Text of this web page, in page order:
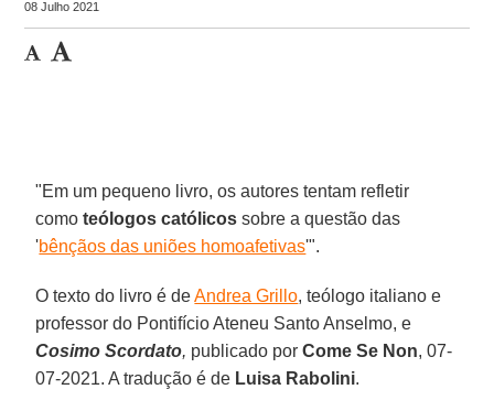
08 Julho 2021
"Em um pequeno livro, os autores tentam refletir
comoteólogos católicos sobre a questão das
'bênçãos das uniões homoafetivas'".
O texto do livro é deAndrea Grillo, teólogo italiano e
professor do Pontifício Ateneu Santo Anselmo, e
Cosimo Scordato, publicado porCome Se Non, 07-
07-2021. A tradução é de Luisa Rabolini.